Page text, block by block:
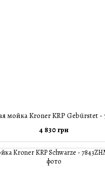
мойка Kroner KRP Gebürstet -
4 830 грн